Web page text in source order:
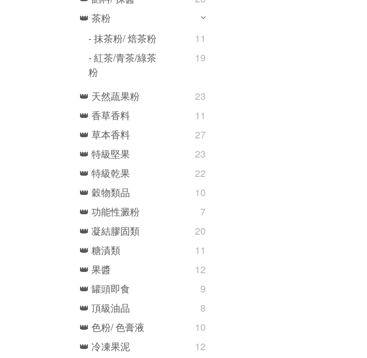
👑 茶粉
- 抹茶粉/ 焙茶粉
11
- 紅茶/青茶/綠茶
粉
19
👑 天然蔬果粉
23
👑 香草香料
11
👑 草本香料
27
👑 特級堅果
23
👑 特級乾果
22
👑 穀物類品
10
👑 功能性澱粉
7
👑 凝結膠固類
20
👑 糖漬類
11
👑 果醬
12
👑 罐頭即食
9
👑 頂級油品
8
👑 色粉/ 色膏液
10
👑 冷凍果泥
12